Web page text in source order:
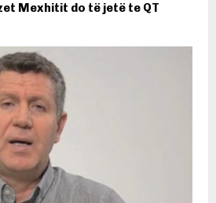
Mexhitit do të jetë te QT